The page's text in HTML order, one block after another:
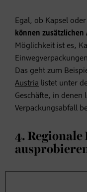
Egal, ob Kapsel
können
Möglichkeit ist es,
Das geht zum
Austria listet unter
Geschäfte, in denen
Verpackungsabfall
4.
Kaffee kommt